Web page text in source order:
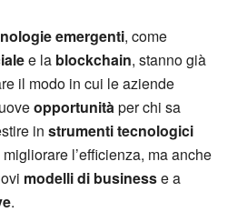
emergenti, come
e la blockchain, stanno già
il modo in cui le aziende
opportunitàper chi sa
in strumenti tecnologici
l’efficienza, ma anche
modelli di businesse a
.